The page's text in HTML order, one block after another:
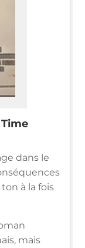
dans le
à la fois
mais